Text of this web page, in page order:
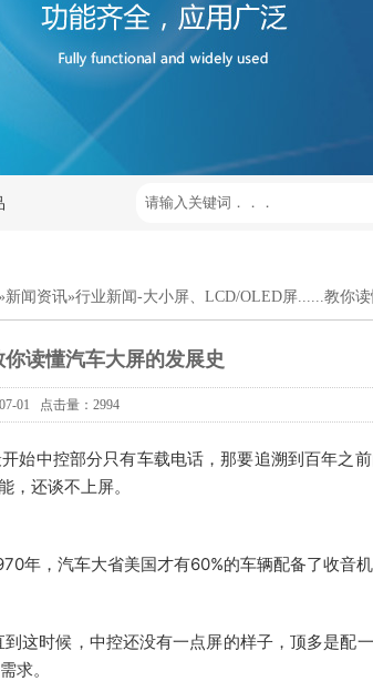
新闻资讯»行业新闻-大小屏、LCD/OLED屏......教你读懂汽车大
读懂汽车大屏的发展史
01 点击量：2994
始中控部分只有车载电话，那要追溯到百年之
，还谈不上屏。
年，汽车大省美国才有60%的车辆配备了收音机
这时候，中控还没有一点屏的样子，顶多是配
求。